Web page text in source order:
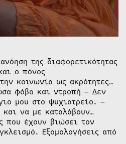
της διαφορετικότητας
ο πόνος
κοινωνία ως ακρότητες…
φόβο και ντροπή – Δεν
μου στο ψυχιατρείο. –
να με καταλάβουν…
που έχουν βιώσει τον
Εξομολογήσεις από